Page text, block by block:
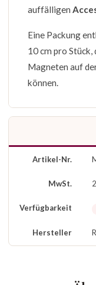
auffälligen
Eine Packung
10 cm pro
Magneten auf
können.
Artikel-Nr.
MwSt.
Verfügbarkeit
Hersteller